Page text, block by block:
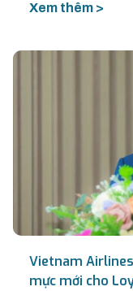
Xem thêm >
Vietnam
mực mới cho